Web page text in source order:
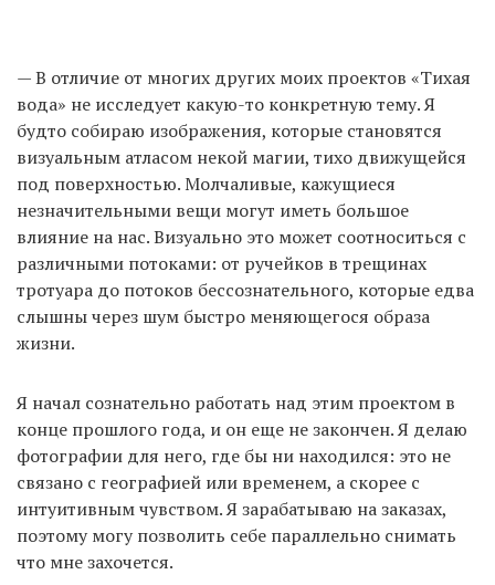
— В отличие от многих других моих проектов «Тихая
вода» не исследует какую-то конкретную тему. Я
будто собираю изображения, которые становятся
визуальным атласом некой магии, тихо движущейся
под поверхностью. Молчаливые, кажущиеся
незначительными вещи могут иметь большое
влияние на нас. Визуально это может соотноситься с
различными потоками: от ручейков в трещинах
тротуара до потоков бессознательного, которые едва
слышны через шум быстро меняющегося образа
жизни.
Я начал сознательно работать над этим проектом в
конце прошлого года, и он еще не закончен. Я делаю
фотографии для него, где бы ни находился: это не
связано с географией или временем, а скорее с
интуитивным чувством. Я зарабатываю на заказах,
поэтому могу позволить себе параллельно снимать
что мне захочется.